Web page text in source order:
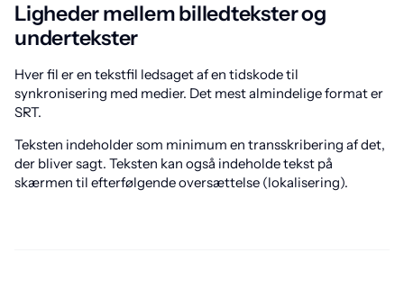
Ligheder mellem billedtekster og
undertekster
Hver fil er en tekstfil ledsaget af en tidskode til
synkronisering med medier. Det mest almindelige format er
SRT.
Teksten indeholder som minimum en transskribering af det,
der bliver sagt. Teksten kan også indeholde tekst på
skærmen til efterfølgende oversættelse (lokalisering).